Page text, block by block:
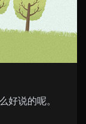
好说的呢。